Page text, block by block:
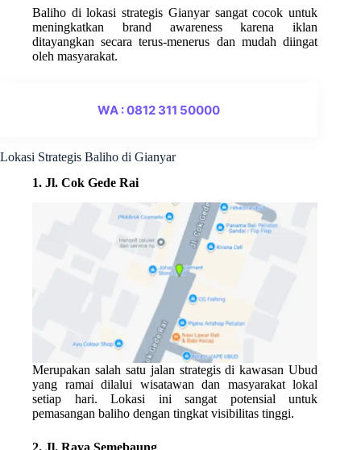
Baliho di lokasi strategis Gianyar sangat cocok untuk
meningkatkan brand awareness karena iklan
ditayangkan secara terus-menerus dan mudah diingat
oleh masyarakat.
WA : 0812 311 50000
Lokasi Strategis Baliho di Gianyar
1. Jl. Cok Gede Rai
Merupakan salah satu jalan strategis di kawasan Ubud
yang ramai dilalui wisatawan dan masyarakat lokal
setiap hari. Lokasi ini sangat potensial untuk
pemasangan baliho dengan tingkat visibilitas tinggi.